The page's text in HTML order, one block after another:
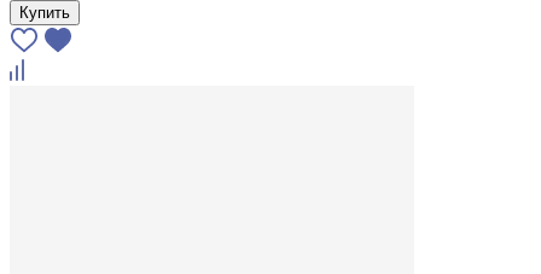
Купить